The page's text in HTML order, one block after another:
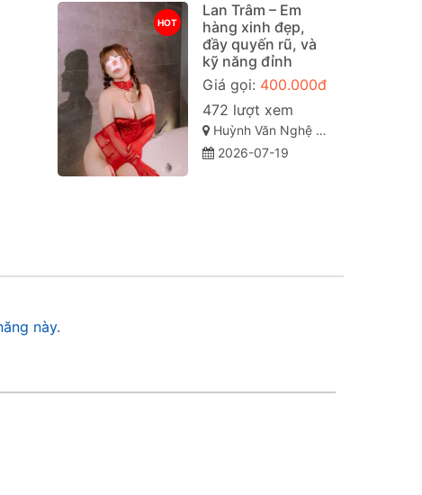
HOT
Lan Trâm – Em
hàng xinh đẹp,
đầy quyến rũ, và
kỹ năng đỉnh
Giá gọi: 400.000đ
472 lượt xem
Huỳnh Văn Nghệ - Tân Phú - Đồng Xoài
2026-07-19
này.